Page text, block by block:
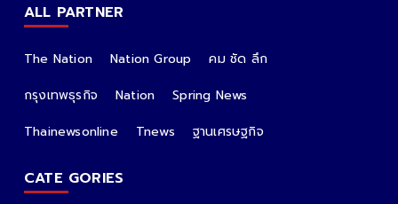
ALL PARTNER
The Nation Nation Group
คม ชัด ลึก
กรุงเทพธุรกิจ
Nation
Spring News
Thainewsonline
Tnews ฐานเศรษฐกิจ
CATE GORIES